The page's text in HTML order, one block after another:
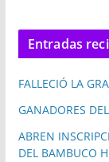
Entradas
FALLECIÓ LA
GANADORES
ABREN
DEL BAMBUCO